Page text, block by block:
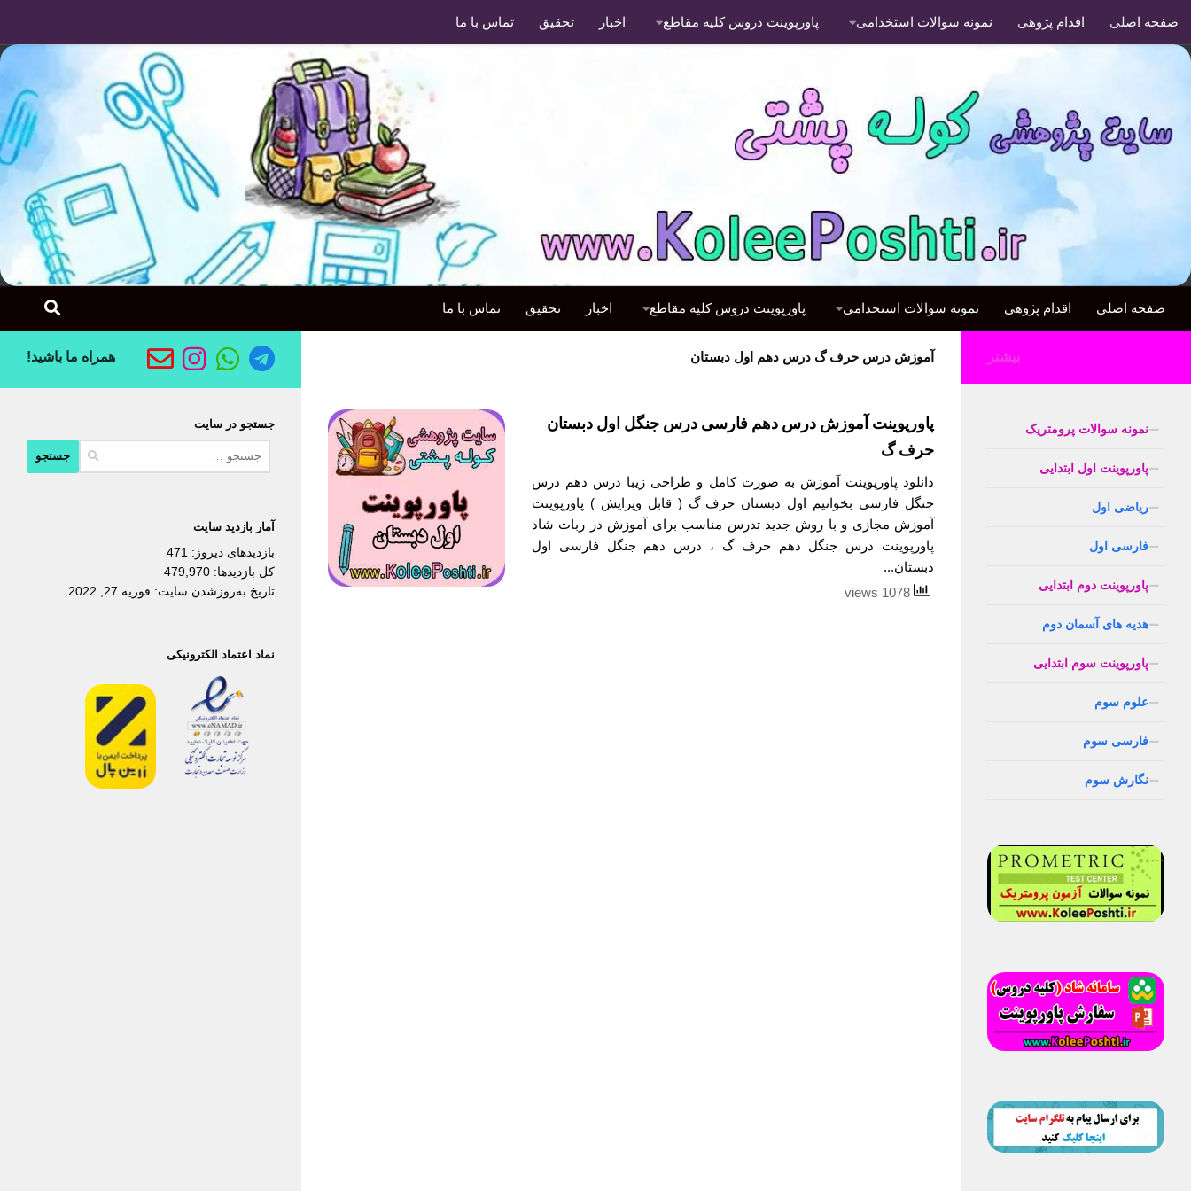
صفحه اصلی اقدام پژوهی نمونه سوالات استخدامی پاورپوینت دروس کلیه مقاطع اخبار تحقیق تماس با ما
صفحه اصلی اقدام پژوهی نمونه سوالات استخدامی پاورپوینت دروس کلیه مقاطع اخبار تحقیق تماس با ما
آموزش درس حرف گ درس دهم اول دبستان
پاورپوینت آموزش درس دهم فارسی درس جنگل اول دبستان
حرف گ
دانلود پاورپوینت آموزش به صورت کامل و طراحی زیبا درس دهم درس
جنگل فارسی بخوانیم اول دبستان حرف گ ( قابل ویرایش ) پاورپوینت
آموزش مجازی و با روش جدید تدرس مناسب برای آموزش در ربات شاد
پاورپوینت درس جنگل دهم حرف گ ، درس دهم جنگل فارسی اول
دبستان...
همراه ما باشید!
جستجو در سایت
آمار بازدید سایت
بازدیدهای دیروز: 471
کل بازدیدها: 479,970
تاریخ به‌روزشدن سایت: فوریه 27, 2022
نماد اعتماد الکترونیکی
بیشتر
نمونه سوالات پرومتریک
پاورپوینت اول ابتدایی
ریاضی اول
فارسی اول
پاورپوینت دوم ابتدایی
هدیه های آسمان دوم
پاورپوینت سوم ابتدایی
علوم سوم
فارسی سوم
نگارش سوم